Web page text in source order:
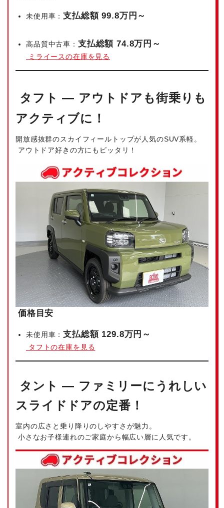
未使用車：支払総額 99.8万円～
高品質中古車： 支払総額 74.8万円～
ミライースの在庫を見る
タフト — アウトドアも街乗りも
アクティブに！
開放感抜群のスカイフィールトップが人気のSUV系軽。
アウトドア好きの方にもピッタリ！
価格目安
未使用車：支払総額 129.8万円～
タフトの在庫を見る
タント — ファミリーにうれしい
スライドドアの定番！
室内の広さと乗り降りのしやすさが魅力。
小さなお子様連れのご家庭から幅広い層に人気です。